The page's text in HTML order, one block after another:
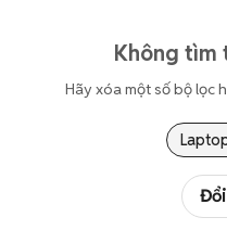
Không tìm
Hãy xóa một số bộ lọc